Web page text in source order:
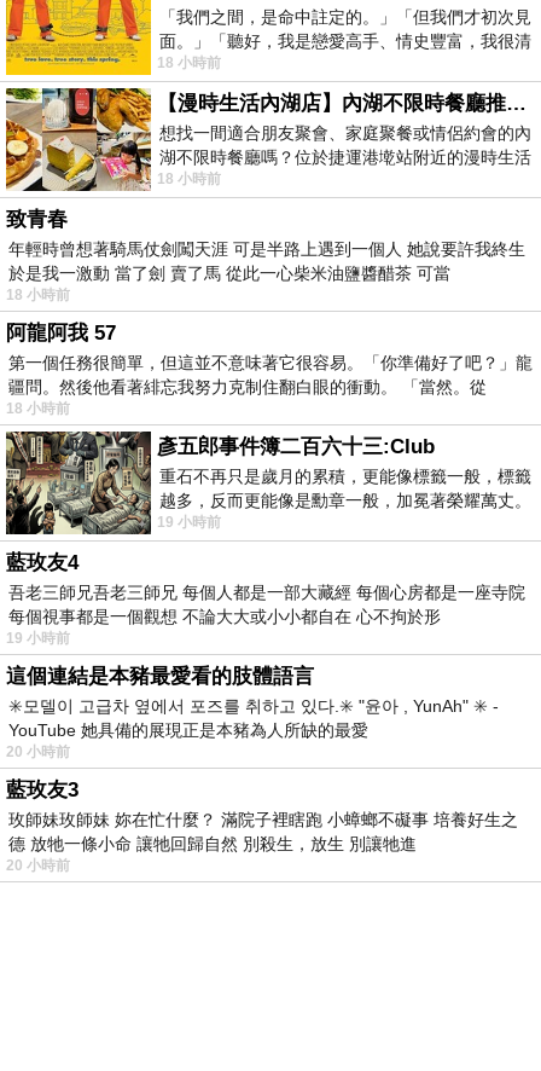
「我們之間，是命中註定的。」「但我們才初次見
面。」「聽好，我是戀愛高手、情史豐富，我很清
楚這種感覺，你我之間的那種感覺，現
18 小時前
【漫時生活內湖店】內湖不限時餐廳推薦｜捷運港墘站美食，聚餐、約會、家庭聚會首選，正餐甜點一次滿足
想找一間適合朋友聚會、家庭聚餐或情侶約會的內
湖不限時餐廳嗎？位於捷運港墘站附近的漫時生活
內湖店，從捷運站步行約4分鐘即可抵
18 小時前
致青春
年輕時曾想著騎馬仗劍闖天涯 可是半路上遇到一個人 她說要許我終生
於是我一激動 當了劍 賣了馬 從此一心柴米油鹽醬醋茶 可當
18 小時前
阿龍阿我 57
第一個任務很簡單，但這並不意味著它很容易。「你準備好了吧？」龍
疆問。然後他看著緋忘我努力克制住翻白眼的衝動。 「當然。從
18 小時前
彥五郎事件簿二百六十三:Club
重石不再只是歲月的累積，更能像標籤一般，標籤
越多，反而更能像是勳章一般，加冕著榮耀萬丈。
習慣一如縱容，成了再難輕輕放下的罪證
19 小時前
藍玫友4
吾老三師兄吾老三師兄 每個人都是一部大藏經 每個心房都是一座寺院
每個視事都是一個觀想 不論大大或小小都自在 心不拘於形
19 小時前
這個連結是本豬最愛看的肢體語言
✳️모델이 고급차 옆에서 포즈를 취하고 있다.✳️ "윤아 , YunAh" ✳️ -
YouTube 她具備的展現正是本豬為人所缺的最愛
20 小時前
藍玫友3
玫師妹玫師妹 妳在忙什麼？ 滿院子裡瞎跑 小蟑螂不礙事 培養好生之
德 放牠一條小命 讓牠回歸自然 別殺生，放生 別讓牠進
20 小時前